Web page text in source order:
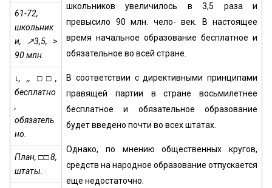
школьников увеличилось в 3,5 раза и
превысило 90 млн. чело- век. В настоящее
время начальное образование бесплатное и
обязательное во всей стране.
В соответствии с директивными принципами
правящей партии в стране восьмилетнее
бесплатное и обязательное образование
будет введено почти во всех штатах.
Однако, по мнению общественных кругов,
средств на народное образование отпускается
еще недостаточно.
61-72,
школьник
и, ↗3,5, >
90 млн.
↓, ,, □□,
бесплатно
,
обязатель
но.
План, □□ 8,
штаты.